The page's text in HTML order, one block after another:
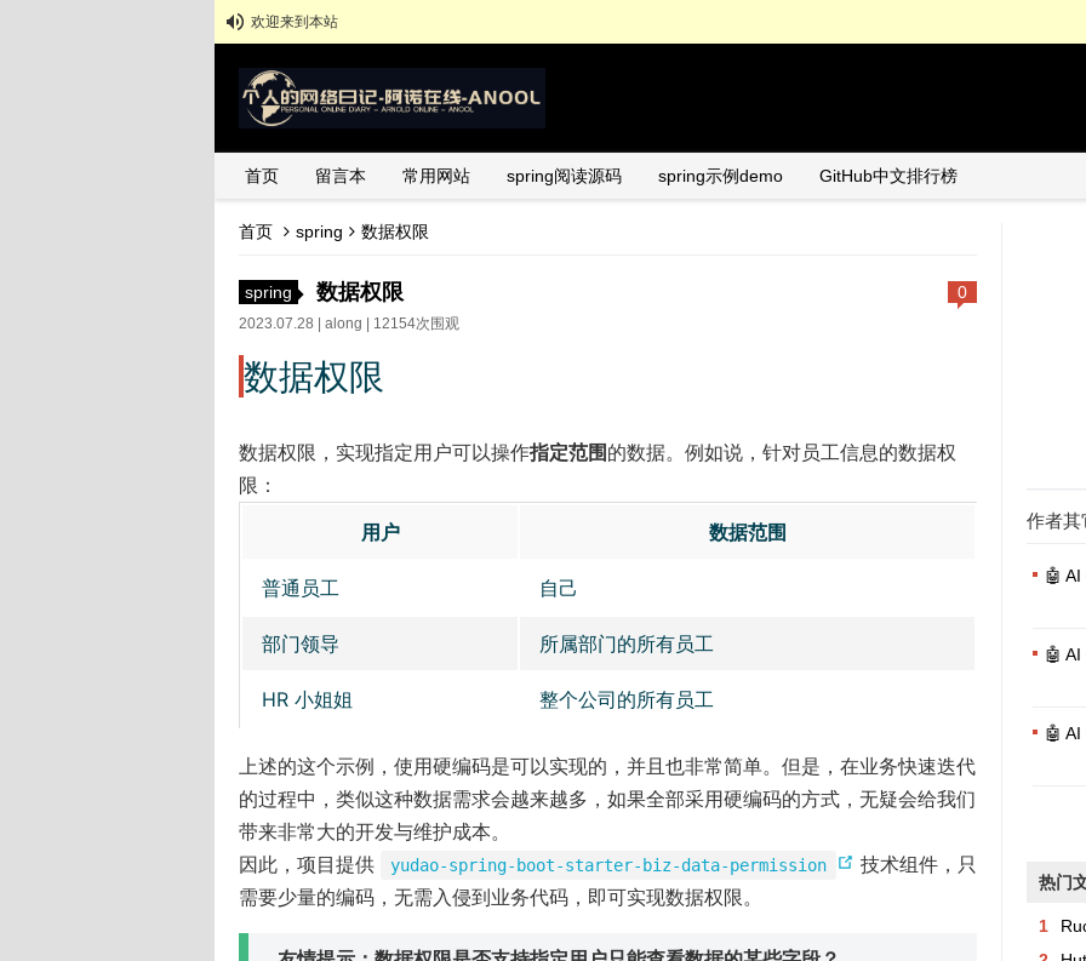
欢迎来到本站
首页 留言本 常用网站 spring阅读源码 spring示例demo GitHub中文排行榜
首页 spring 数据权限
spring 0
数据权限
2023.07.28 | along | 12154次围观
数据权限
数据权限，实现指定用户可以操作指定范围的数据。例如说，针对员工信息的数据权
限：
用户
数据范围
普通员工 自己
部门领导 所属部门的所有员工
HR 小姐姐 整个公司的所有员工
上述的这个示例，使用硬编码是可以实现的，并且也非常简单。但是，在业务快速迭代
的过程中，类似这种数据需求会越来越多，如果全部采用硬编码的方式，无疑会给我们
带来非常大的开发与维护成本。
因此，项目提供
yudao-spring-boot-starter-biz-data-permission
(
技术组件，只
需要少量的编码，无需入侵到业务代码，即可实现数据权限。
作者其
🤖
🤖
🤖
热门
1